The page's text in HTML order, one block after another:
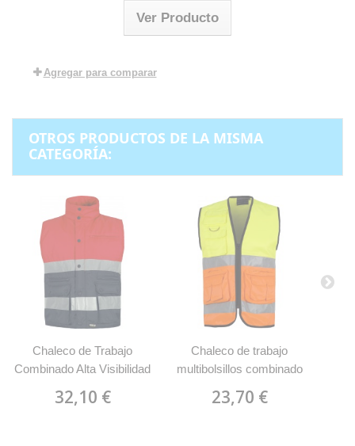
Ver Producto
Agregar para comparar
OTROS PRODUCTOS DE LA MISMA
CATEGORÍA:
Chaleco de Trabajo
Combinado Alta Visibilidad
32,10 €
Chaleco de trabajo
multibolsillos combinado
C4046
23,70 €